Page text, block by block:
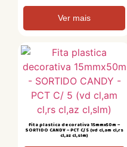
Ver mais
Fita plastica decorativa 15mmx50m –
SORTIDO CANDY – PCT C/ 5 (vd cl,am cl,rs
cl,az cl,slm)